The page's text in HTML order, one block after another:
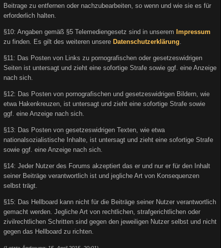
Beitrage zu entfernen oder nachzubearbeiten, so wenn und wie sie es für
erforderlich halten.
§10: Angaben gemäß §5 Telemediengesetz sind in unserem Impressum
zu finden. Es gilt des weiteren unsere Datenschutzerklärung
§11: Das Posten von Links zu pornografischen oder gesetzeswidrigen
Seiten ist untersagt und zieht eine sofortige Strafe sowie ggf. eine Anzeige
nach sich.
§12: Das Posten von pornografischen und gesetzeswidrigen Bildern, wie
etwa Hakenkreuzen, ist untersagt und zieht eine sofortige Strafe sowie
ggf. eine Anzeige nach sich.
§13: Das Posten von gesetzeswidrigen Texten, wie etwa
nationalsozialistische Inhalte, ist untersagt und zieht eine sofortige Strafe
sowie ggf. eine Anzeige nach sich.
§14: Jeder Nutzer des Forums akzeptiert das er und nur er für den Inhalt
seiner Beiträge verantwortlich ist und jegliche Art von Konsequenzen
selbst trägt.
§15: Das Hellboard kann nicht für die Beiträge seiner Nutzer verantwortlich
gemacht werden. Jegliche Art von rechtlichen, strafgerichtlichen oder
zivilrechtlichen Schritten sind gegen den jeweiligen Nutzer selbst und nicht
gegen das Hellboard zu richten.